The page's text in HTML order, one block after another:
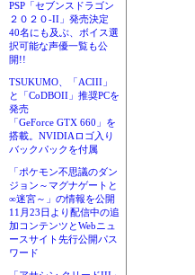
PSP「セブンスドラゴン
２０２０-II」発売決定
40名にも及ぶ、ボイス選
択可能な声優一覧も公
開!!
TSUKUMO、「ACIII」
と「CoDBOII」推奨PCを
発売
「GeForce GTX 660」を
搭載。NVIDIAロゴ入り
バックパックを付属
「ポケモン不思議のダン
ジョン～マグナゲートと
∞迷宮～」の情報を公開
11月23日より配信中の追
加コンテンツとWebニュ
ースサイト先行公開パス
ワード